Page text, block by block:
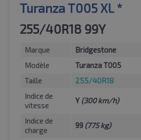
Turanza T005 XL *
255/40R18 99Y
Marque
Bridgestone
Modèle
Turanza T005
Taille
255/40R18
Indice de
vitesse
Y (300 km/h)
Indice de
charge
99 (775 kg)